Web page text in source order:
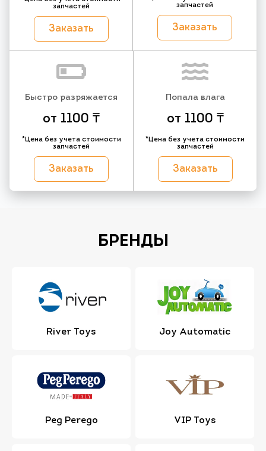
запчастей
Заказать
запчастей
Заказать
Быстро разряжается
от 1100 ₸
*Цена без учета стоимости
запчастей
Заказать
Попала влага
от 1100 ₸
*Цена без учета стоимости
запчастей
Заказать
БРЕНДЫ
River Toys Joy Automatic
Peg Perego VIP Toys